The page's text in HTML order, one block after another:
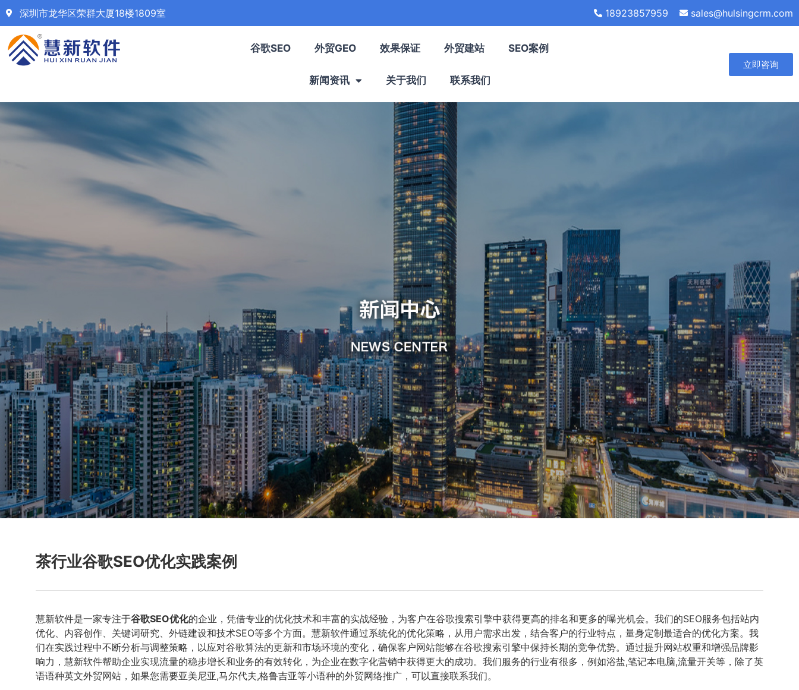
深圳市龙华区荣群大厦18楼1809室 18923857959 sales@hulsingcrm.com
谷歌SEO 外贸GEO 效果保证 外贸建站 SEO案例
新闻资讯 关于我们 联系我们
立即咨询
茶行业谷歌SEO优化实践案例
慧新软件是一家专注于谷歌SEO优化的企业，凭借专业的优化技术和丰富的实战经验，为客户在谷歌搜索引擎中获得更高的排名和更多的曝光机会。我们的SEO服务包括站内
优化、内容创作、关键词研究、外链建设和技术SEO等多个方面。慧新软件通过系统化的优化策略，从用户需求出发，结合客户的行业特点，量身定制最适合的优化方案。我
们在实践过程中不断分析与调整策略，以应对谷歌算法的更新和市场环境的变化，确保客户网站能够在谷歌搜索引擎中保持长期的竞争优势。通过提升网站权重和增强品牌影
响力，慧新软件帮助企业实现流量的稳步增长和业务的有效转化，为企业在数字化营销中获得更大的成功。我们服务的行业有很多，例如浴盐,笔记本电脑,流量开关等，除了英
语语种英文外贸网站，如果您需要亚美尼亚,马尔代夫,格鲁吉亚等小语种的外贸网络推广，可以直接联系我们。